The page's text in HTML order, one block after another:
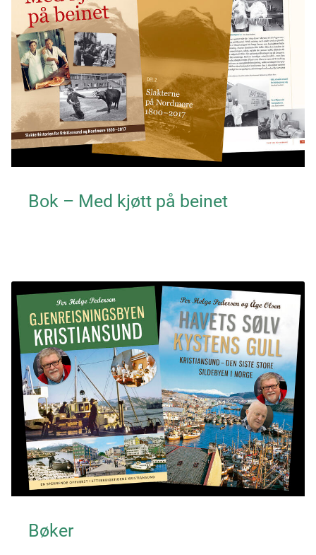
Bok – Med kjøtt på beinet
Bøker